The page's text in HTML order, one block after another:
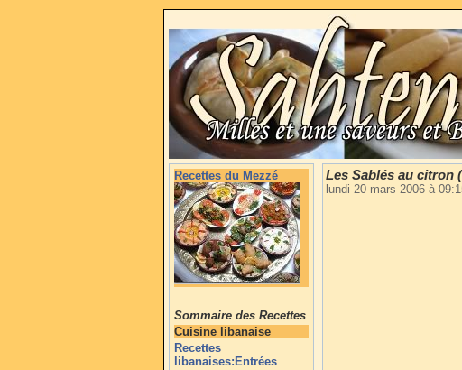
Recettes du Mezzé
Sommaire des Recettes
Cuisine libanaise
Recettes
libanaises:Entrées
Les Sablés au citron
lundi 20 mars 2006 à